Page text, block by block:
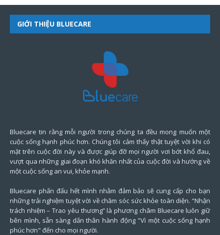
GIỚI THIỆU BLUECARE
Bluecare tin rằng mỗi người trong chúng ta đều mong muốn một
cuộc sống hạnh phúc hơn. Chúng tôi cảm thấy thật tuyệt vời khi có
mặt trên cuộc đời này và được giúp đỡ mọi người vơi bớt khổ đau,
vượt qua những giai đoạn khó khăn nhất của cuộc đời và hướng về
một cuộc sống an vui, khỏe mạnh.
Bluecare phấn đấu hết mình nhằm đảm bảo sẽ cung cấp cho bạn
những trải nghiệm tuyệt vời về chăm sóc sức khỏe toàn diện. “Nhận
trách nhiệm – Trao yêu thương” là phương châm Bluecare luôn giữ
bên mình, sẵn sàng dấn thân hành động "Vì một cuộc sống hạnh
phúc hơn" đến cho mọi người.